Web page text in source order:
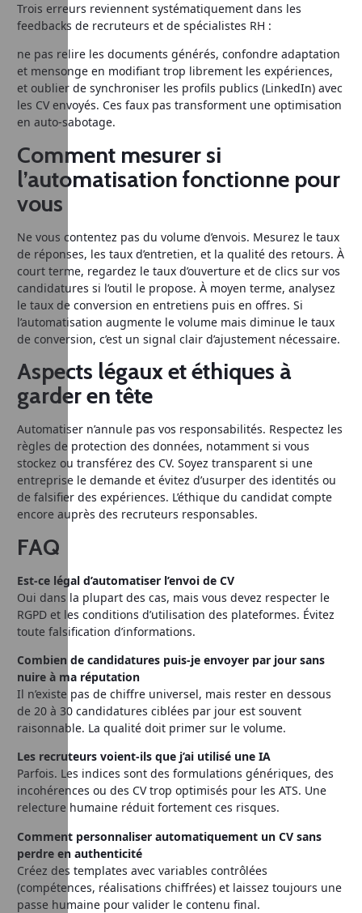
Trois erreurs reviennent systématiquement dans les
feedbacks de recruteurs et de spécialistes RH :
ne pas relire les documents générés, confondre adaptation
et mensonge en modifiant trop librement les expériences,
et oublier de synchroniser les profils publics (LinkedIn) avec
les CV envoyés. Ces faux pas transforment une optimisation
en auto‑sabotage.
Comment mesurer si
l’automatisation fonctionne pour
vous
Ne vous contentez pas du volume d’envois. Mesurez le taux
de réponses, les taux d’entretien, et la qualité des retours. À
court terme, regardez le taux d’ouverture et de clics sur vos
candidatures si l’outil le propose. À moyen terme, analysez
le taux de conversion en entretiens puis en offres. Si
l’automatisation augmente le volume mais diminue le taux
de conversion, c’est un signal clair d’ajustement nécessaire.
Aspects légaux et éthiques à
garder en tête
Automatiser n’annule pas vos responsabilités. Respectez les
règles de protection des données, notamment si vous
stockez ou transférez des CV. Soyez transparent si une
entreprise le demande et évitez d’usurper des identités ou
de falsifier des expériences. L’éthique du candidat compte
encore auprès des recruteurs responsables.
FAQ
Est‑ce légal d’automatiser l’envoi de CV
Oui dans la plupart des cas, mais vous devez respecter le
RGPD et les conditions d’utilisation des plateformes. Évitez
toute falsification d’informations.
Combien de candidatures puis‑je envoyer par jour sans
nuire à ma réputation
Il n’existe pas de chiffre universel, mais rester en dessous
de 20 à 30 candidatures ciblées par jour est souvent
raisonnable. La qualité doit primer sur le volume.
Les recruteurs voient‑ils que j’ai utilisé une IA
Parfois. Les indices sont des formulations génériques, des
incohérences ou des CV trop optimisés pour les ATS. Une
relecture humaine réduit fortement ces risques.
Comment personnaliser automatiquement un CV sans
perdre en authenticité
Créez des templates avec variables contrôlées
(compétences, réalisations chiffrées) et laissez toujours une
passe humaine pour valider le contenu final.